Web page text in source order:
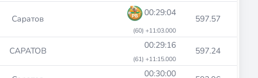
Саратов
00:29:04
(60) +11:03.000
597.57
САРАТОВ
00:29:16
(61) +11:15.000
597.24
00:30:00